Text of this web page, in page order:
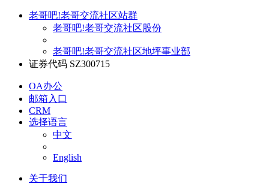
老哥吧!老哥交流社区站群
老哥吧!老哥交流社区股份
老哥吧!老哥交流社区地坪事业部
证券代码 SZ300715
OA办公
邮箱入口
CRM
选择语言
中文
English
关于我们